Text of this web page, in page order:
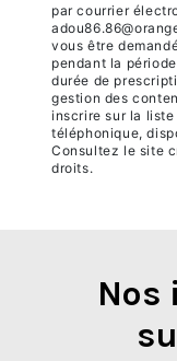
par courrier
vous être
pendant la
durée de
gestion des
inscrire sur la
téléphonique,
Consultez le site
droits.
Nos